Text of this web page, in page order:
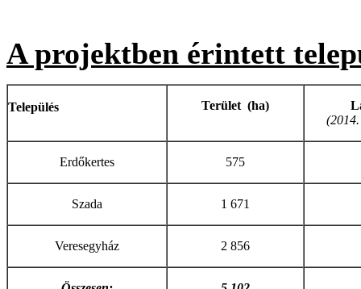
A projektben érintett
Település Terület (ha)
Erdőkertes 575
Szada 1 671
Veresegyház 2 856